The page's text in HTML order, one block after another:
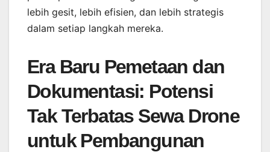
lebih gesit, lebih efisien, dan lebih strategis
dalam setiap langkah mereka.
Era Baru Pemetaan dan
Dokumentasi: Potensi
Tak Terbatas Sewa Drone
untuk Pembangunan